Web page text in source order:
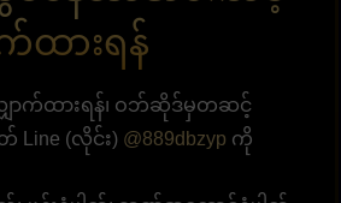
ထားရန်
ာက်ထားရန်၊ ဝဘ်ဆိုဒ်မှတဆင့်
Line (လိုင်း) @889dbzyp ကို